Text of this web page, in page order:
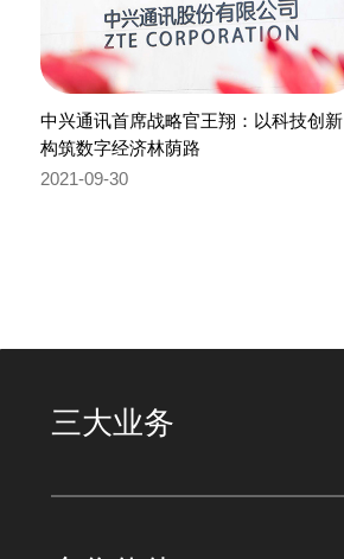
中兴通讯首席战略官王翔：以科技创新
构筑数字经济林荫路
2021-09-30
三大业务